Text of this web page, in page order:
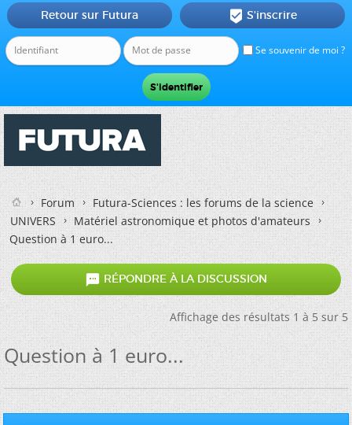
Se souvenir de moi ?
Retour sur Futura  S'inscrire
Forum
Futura-Sciences : les forums de la science
UNIVERS
Matériel astronomique et photos d'amateurs
Question à 1 euro...
 RÉPONDRE À LA DISCUSSION
Affichage des résultats 1 à 5 sur 5
Question à 1 euro...